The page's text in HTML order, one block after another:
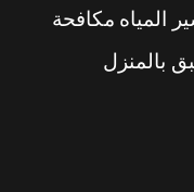
المياه مكافحة
بالمنزل